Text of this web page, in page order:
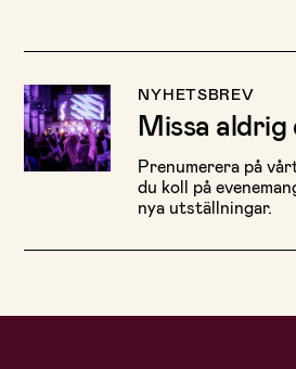
NYHETSBREV
Missa
Prenumerera på
du koll på
nya utställningar.